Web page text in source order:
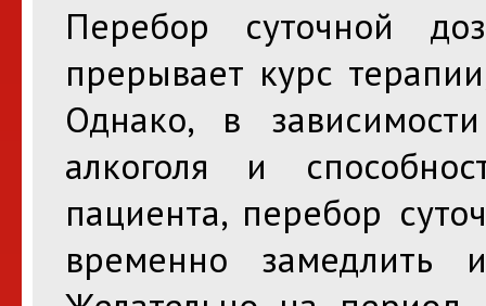
Перебор суточной
прерывает курс
Однако, в
алкоголя и
пациента, перебор
временно замедлить